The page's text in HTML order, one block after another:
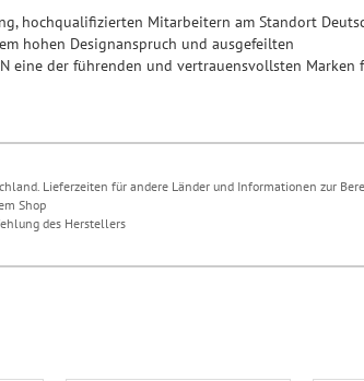
hochqualifizierten Mitarbeitern am Standort
hohen Designanspruch und ausgefeilten
eine der führenden und vertrauensvollsten Marken
Lieferzeiten für andere Länder und Informationen zur
Shop
des Herstellers